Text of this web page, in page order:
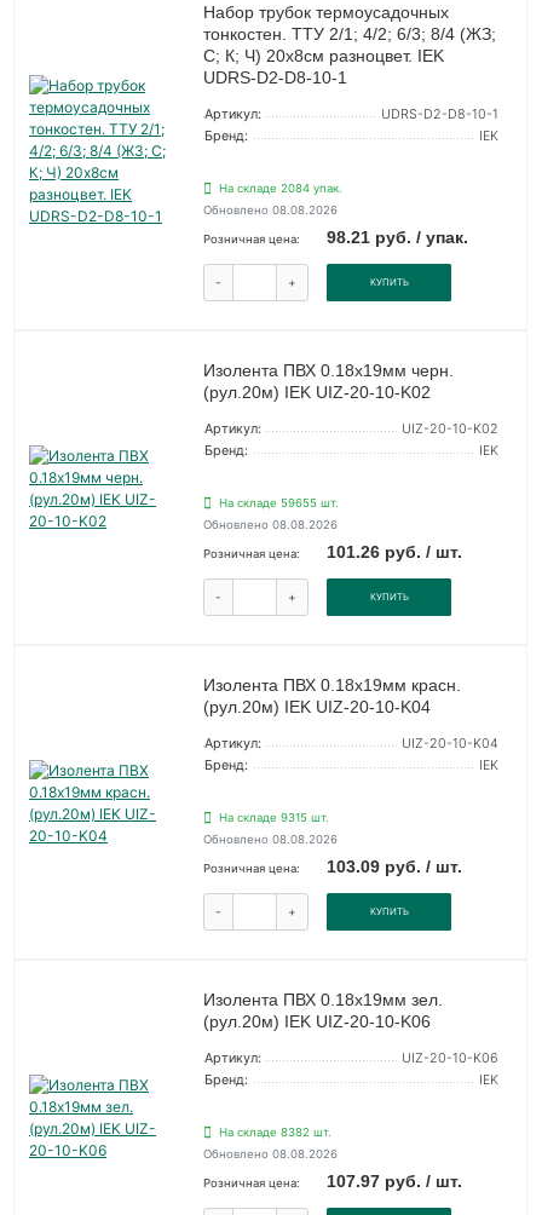
Набор трубок термоусадочных
тонкостен. ТТУ 2/1; 4/2; 6/3; 8/4 (ЖЗ;
С; К; Ч) 20х8см разноцвет. IEK
UDRS-D2-D8-10-1
Артикул:
UDRS-D2-D8-10-1
Бренд:
IEK
На складе 2084 упак.
Обновлено 08.08.2026
Розничная цена: 98.21 руб. / упак.
- + КУПИТЬ
Изолента ПВХ 0.18х19мм черн.
(рул.20м) IEK UIZ-20-10-K02
Артикул:
UIZ-20-10-K02
Бренд:
IEK
На складе 59655 шт.
Обновлено 08.08.2026
Розничная цена: 101.26 руб. / шт.
- + КУПИТЬ
Изолента ПВХ 0.18х19мм красн.
(рул.20м) IEK UIZ-20-10-K04
Артикул:
UIZ-20-10-K04
Бренд:
IEK
На складе 9315 шт.
Обновлено 08.08.2026
Розничная цена: 103.09 руб. / шт.
- + КУПИТЬ
Изолента ПВХ 0.18х19мм зел.
(рул.20м) IEK UIZ-20-10-K06
Артикул:
UIZ-20-10-K06
Бренд:
IEK
На складе 8382 шт.
Обновлено 08.08.2026
Розничная цена: 107.97 руб. / шт.